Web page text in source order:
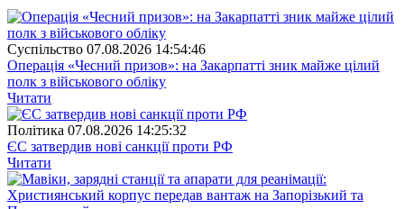
Суспiльство 07.08.2026 14:54:46
Операція «Чесний призов»: на Закарпатті зник майже цілий
полк з військового обліку
Читати
Полiтика 07.08.2026 14:25:32
ЄС затвердив нові санкції проти РФ
Читати